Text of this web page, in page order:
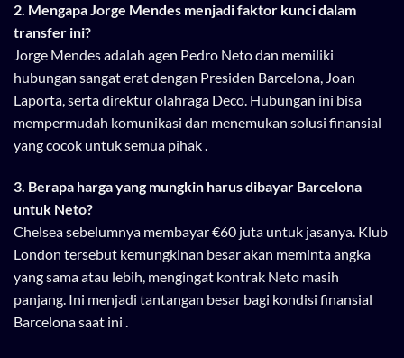
2. Mengapa Jorge Mendes menjadi faktor kunci dalam
transfer ini?
Jorge Mendes adalah agen Pedro Neto dan memiliki
hubungan sangat erat dengan Presiden Barcelona, Joan
Laporta, serta direktur olahraga Deco. Hubungan ini bisa
mempermudah komunikasi dan menemukan solusi finansial
yang cocok untuk semua pihak .
3. Berapa harga yang mungkin harus dibayar Barcelona
untuk Neto?
Chelsea sebelumnya membayar €60 juta untuk jasanya. Klub
London tersebut kemungkinan besar akan meminta angka
yang sama atau lebih, mengingat kontrak Neto masih
panjang. Ini menjadi tantangan besar bagi kondisi finansial
Barcelona saat ini .